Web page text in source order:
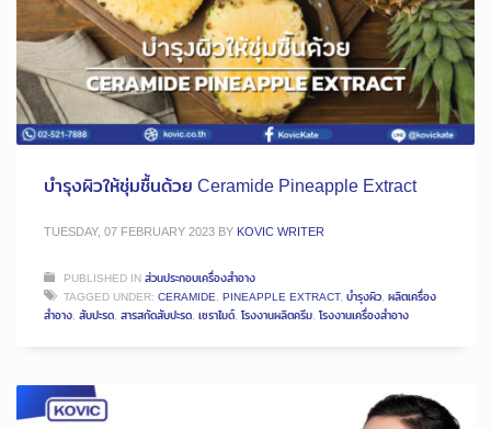
บำรุงผิวให้ชุ่มชื้นด้วย Ceramide Pineapple Extract
TUESDAY, 07 FEBRUARY 2023 BY KOVIC WRITER
PUBLISHED INส่วนประกอบเครื่องสำอาง
TAGGED UNDER: CERAMIDE, PINEAPPLE EXTRACT, บำรุงผิว, ผลิตเครื่อง
สำอาง, สับปะรด, สารสกัดสับปะรด, เซราไมด์, โรงงานผลิตครีม, โรงงานเครื่องสำอาง